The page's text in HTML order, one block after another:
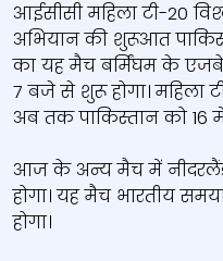
आईसीसी महिला टी-20
अभियान की शुरूआत
का यह मैच बर्मिंघम के
7 बजे से शुरू होगा। महिला
अब तक पाकिस्‍तान को 16
आज के अन्य मैच में
होगा। यह मैच भारतीय
होगा।